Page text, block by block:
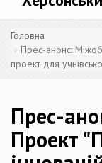
Головна
Прес-анонс:
проект для
Прес-
Проект